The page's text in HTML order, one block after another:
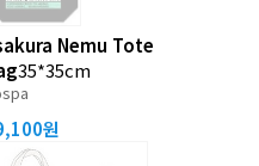
Nemu Tote
35*35cm
원